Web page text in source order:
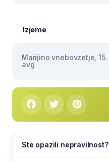
Izjeme
Marijino vnebovzetje, 15.
avg
Ste opazili nepravilnost?